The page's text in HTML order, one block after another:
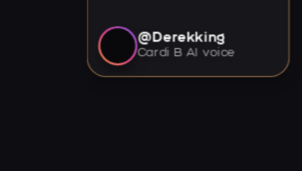
@Derekking
Cardi B AI voice